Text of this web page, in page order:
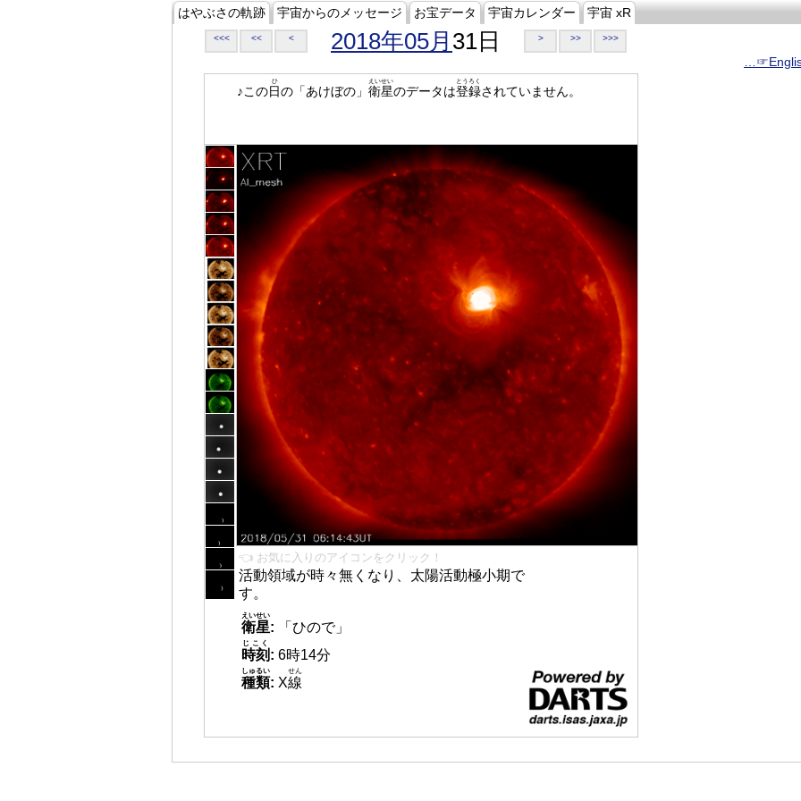
はやぶさの軌跡 宇宙からのメッセージ お宝データ 宇宙カレンダー 宇宙 xR
<<< << < 2018年05月 31日 > >> >>>
♪この日
ひ
の「あけぼの」 衛星
えいせい
のデータは登録
とうろく
されていません。
👈 お気に入りのアイコンをクリック！
活動領域が時々無くなり、太陽活動極小期で
す。
衛星
えいせい
:
「ひので」
時刻
じこく
: 6時14分
種類
しゅるい
: X線
せん